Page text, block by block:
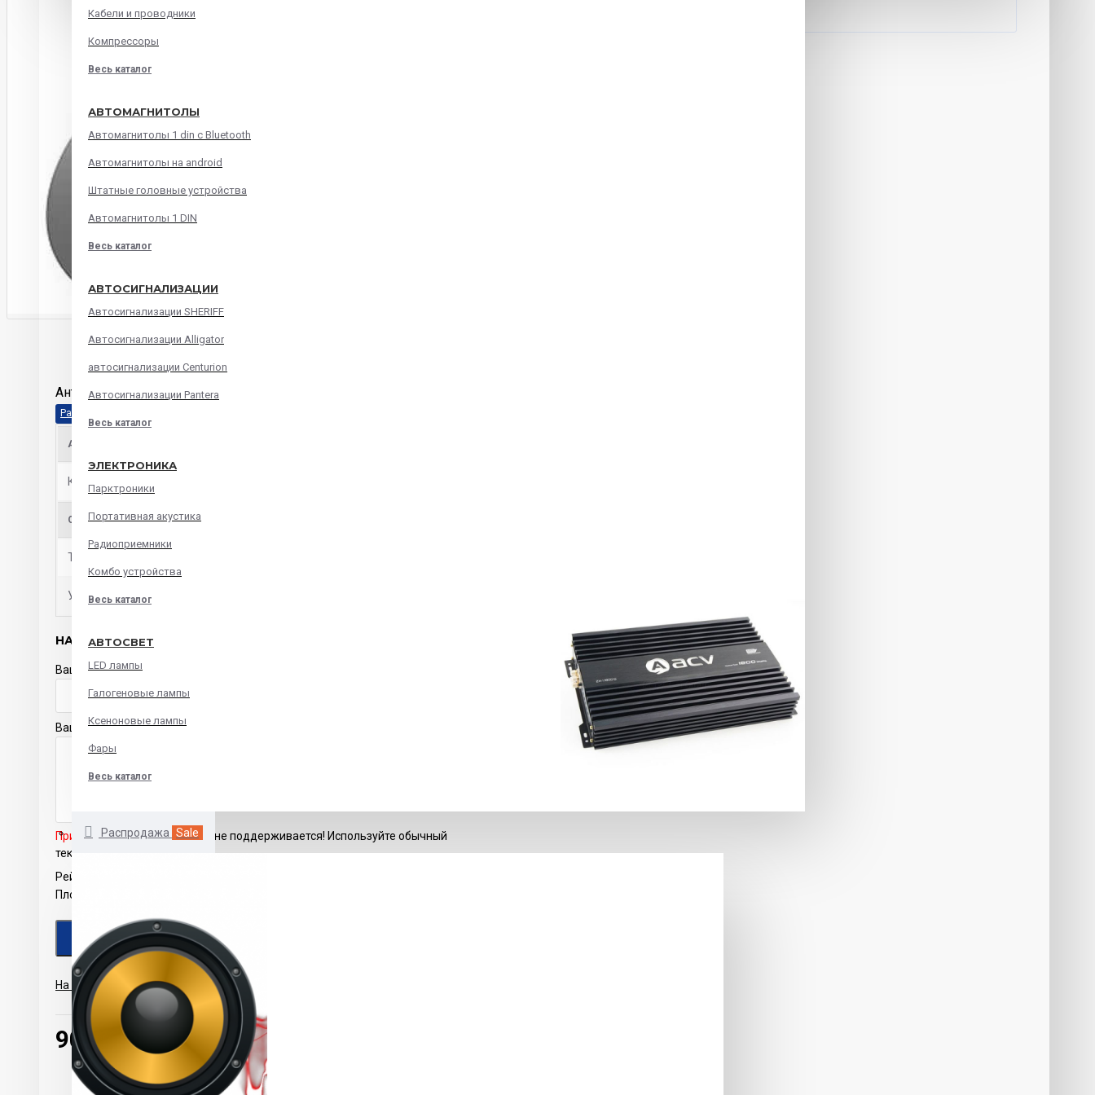
Кабели и проводники
Компрессоры
Весь каталог
АВТОМАГНИТОЛЫ
Автомагнитолы 1 din с Bluetooth
Автомагнитолы на android
Штатные головные устройства
Автомагнитолы 1 DIN
Весь каталог
АВТОСИГНАЛИЗАЦИИ
Автосигнализации SHERIFF
Автосигнализации Alligator
автосигнализации Centurion
Автосигнализации Pantera
Весь каталог
ЭЛЕКТРОНИКА
Парктроники
Портативная акустика
Радиоприемники
Комбо устройства
Весь каталог
АВТОСВЕТ
LED лампы
Галогеновые лампы
Ксеноновые лампы
Фары
Весь каталог
Распродажа Sale
ОПИСАНИЕ ХАРАКТЕРИСТИКИ
Антенны URAL МАГНИТ
АНТЕННА
Крепление антенны
ОБЩИЕ ХАРАКТЕРИСТИКИ
Тип товара
Установка
НАПИСАТЬ ОТЗЫВ
Ваше имя
Ваш отзыв
Примечание:HTML разметка не поддерживается! Используйте обычный
текст.
Рейтинг
Плохо
На основе 0 отзывов.- Написать отзыв
900.00р.